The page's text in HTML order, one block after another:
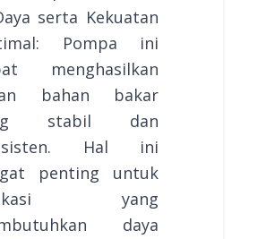
serta Kekuatan
Pompa ini
menghasilkan
bahan bakar
stabil dan
Hal ini
penting untuk
yang
daya